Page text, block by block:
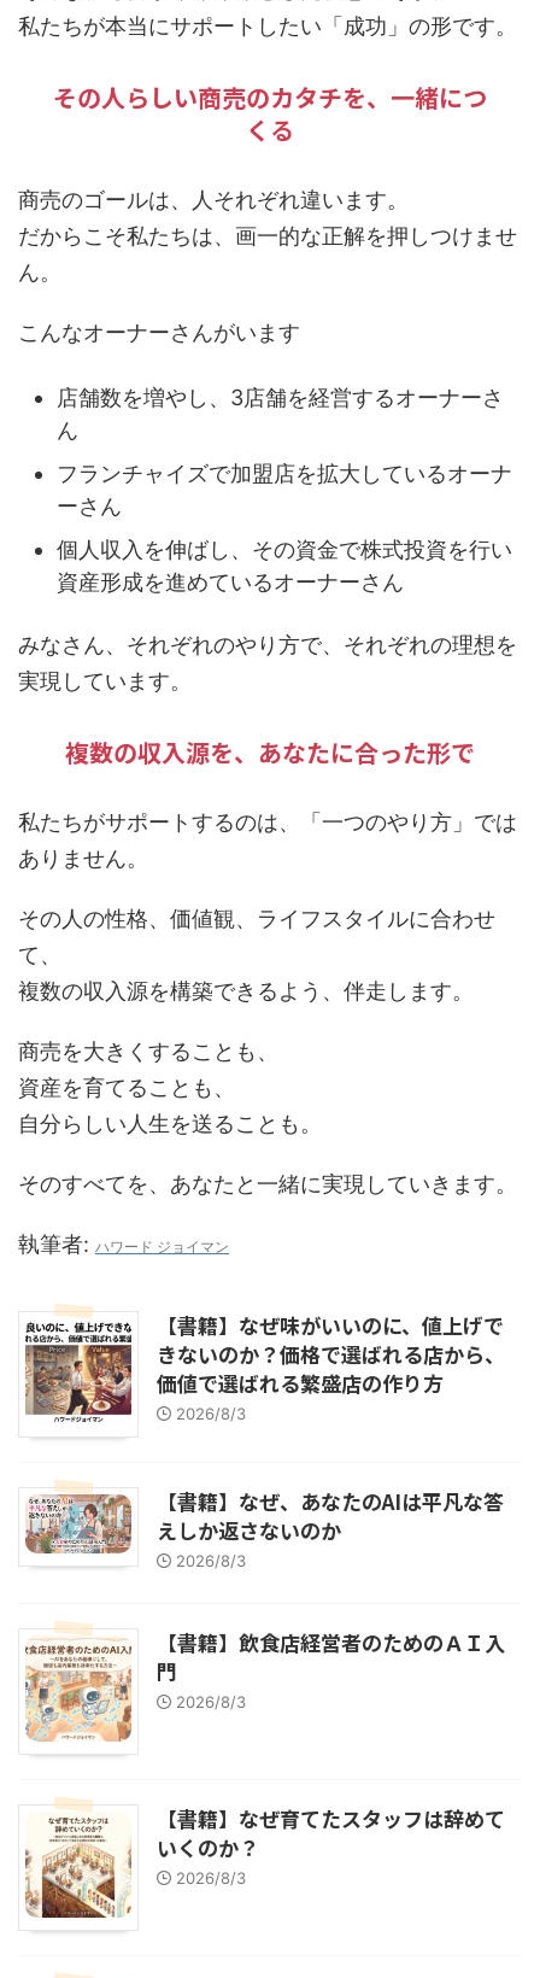
私たちが本当にサポートしたい「成功」の形です。
その人らしい商売のカタチを、一緒につ
くる
商売のゴールは、人それぞれ違います。
だからこそ私たちは、画一的な正解を押しつけませ
ん。
こんなオーナーさんがいます
店舗数を増やし、 3店舗を経営するオーナーさ
ん
フランチャイズで加盟店を拡大 しているオーナ
ーさん
個人収入を伸ばし、その資金で株式投資を行い
資産形成を進めているオーナーさん
みなさん、それぞれのやり方で、それぞれの理想を
実現しています。
複数の収入源を、あなたに合った形で
私たちがサポートするのは、「一つのやり方」では
ありません。
その人の性格、価値観、ライフスタイルに合わせ
て、
複数の収入源を構築できるよう 、伴走します。
商売を大きくすることも、
資産を育てることも、
自分らしい人生を送ることも。
そのすべてを、あなたと一緒に実現していきます。
執筆者: ハワード ジョイマン
【書籍】なぜ味がいいのに、値上げで
きないのか？価格で選ばれる店から、
価値で選ばれる繁盛店の作り方
2026/8/3
【書籍】なぜ、あなたのAIは平凡な答
えしか返さないのか
2026/8/3
【書籍】飲食店経営者のためのＡＩ入
門
2026/8/3
【書籍】なぜ育てたスタッフは辞めて
いくのか？
2026/8/3